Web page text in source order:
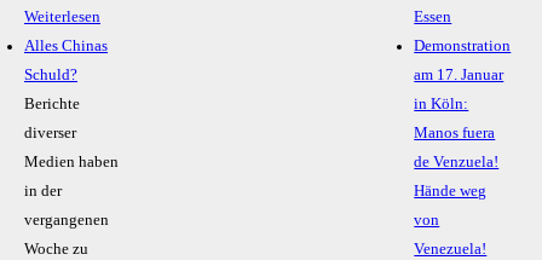
Weiterlesen
Alles Chinas
Schuld?
Berichte
diverser
Medien haben
in der
vergangenen
Woche zu
Essen
Demonstration
am 17. Januar
in Köln:
Manos fuera
de Venzuela!
Hände weg
von
Venezuela!